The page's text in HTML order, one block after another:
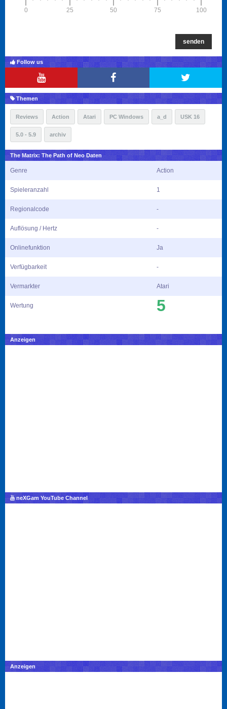
0 25 50 75 100
senden
Follow us
Themen
Reviews Action Atari PC Windows a_d USK 16
5.0 - 5.9 archiv
The Matrix: The Path of Neo Daten
Genre Action
Spieleranzahl 1
Regionalcode -
Auflösung / Hertz -
Onlinefunktion Ja
Verfügbarkeit -
Vermarkter Atari
Wertung 5
Anzeigen
neXGam YouTube Channel
Anzeigen